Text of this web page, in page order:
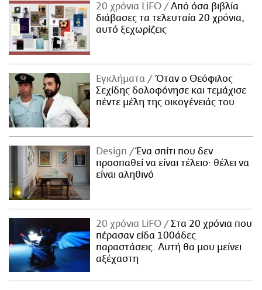
20 χρόνια LiFO
Από όσα βιβλία
διάβασες τα τελευταία 20 χρόνια,
αυτό ξεχωρίζεις
Εγκλήματα
Όταν ο Θεόφιλος
Σεχίδης δολοφόνησε και τεμάχισε
πέντε μέλη της οικογένειάς του
Design
Ένα σπίτι που δεν
προσπαθεί να είναι τέλειο· θέλει να
είναι αληθινό
20 χρόνια LiFO
Στα 20 χρόνια που
πέρασαν είδα 100άδες
παραστάσεις. Αυτή θα μου μείνει
αξέχαστη